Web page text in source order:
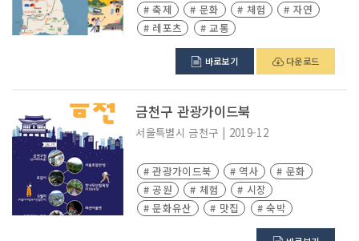
# 축제
# 문화 # 체험
# 자연
# 레포츠
# 교통
바로보기 다운로드
금천구 관광가이드북
서울특별시 금천구 | 2019-12
# 관광가이드북 # 역사
# 문화
# 공원
# 체험
# 시장
# 문화유산
# 맛집 # 숙박